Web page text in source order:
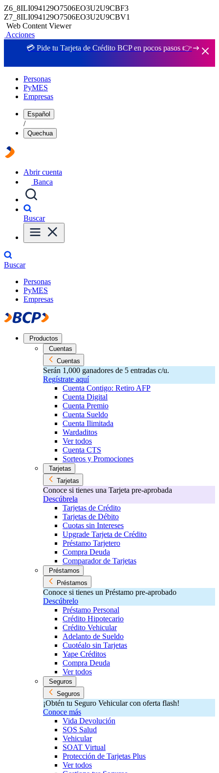
Z6_8ILI094129O7506EO3U2U9CBF3
Z7_8ILI094129O7506EO3U2U9CBV1
Web Content Viewer
Acciones
💳 Pide tu Tarjeta de Crédito BCP en pocos pasos 👉
Personas
PyMES
Empresas
Español
/
Quechua
Abrir cuenta
Banca
Buscar
Buscar
Personas
PyMES
Empresas
Productos
Cuentas
Cuentas
Serán 1,000 ganadores de 5 entradas c/u.
Regístrate aquí
Cuenta Contigo: Retiro AFP
Cuenta Digital
Cuenta Premio
Cuenta Sueldo
Cuenta Ilimitada
Wardaditos
Ver todos
Cuenta CTS
Sorteos y Promociones
Tarjetas
Tarjetas
Conoce si tienes una Tarjeta pre-aprobada
Descúbrela
Tarjetas de Crédito
Tarjetas de Débito
Cuotas sin Intereses
Upgrade Tarjeta de Crédito
Préstamo Tarjetero
Compra Deuda
Comparador de Tarjetas
Préstamos
Préstamos
Conoce si tienes un Préstamo pre-aprobado
Descúbrelo
Préstamo Personal
Crédito Hipotecario
Crédito Vehicular
Adelanto de Sueldo
Cuotéalo sin Tarjetas
Yape Créditos
Compra Deuda
Ver todos
Seguros
Seguros
¡Obtén tu Seguro Vehicular con oferta flash!
Conoce más
Vida Devolución
SOS Salud
Vehicular
SOAT Virtual
Protección de Tarjetas Plus
Ver todos